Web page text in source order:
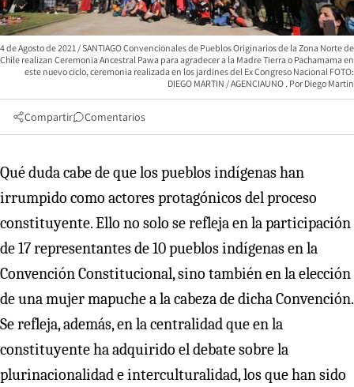
4 de Agosto de 2021 / SANTIAGO Convencionales de Pueblos Originarios de la Zona Norte de
Chile realizan Ceremonia Ancestral Pawa para agradecer a la Madre Tierra o Pachamama en
este nuevo ciclo, ceremonia realizada en los jardines del Ex Congreso Nacional FOTO:
DIEGO MARTIN / AGENCIAUNO
Diego Martin
Compartir Comentarios
Qué duda cabe de que los pueblos indígenas han
irrumpido como actores protagónicos del proceso
constituyente. Ello no solo se refleja en la participación
de 17 representantes de 10 pueblos indígenas en la
Convención Constitucional, sino también en la elección
de una mujer mapuche a la cabeza de dicha Convención.
Se refleja, además, en la centralidad que en la
constituyente ha adquirido el debate sobre la
plurinacionalidad e interculturalidad, los que han sido